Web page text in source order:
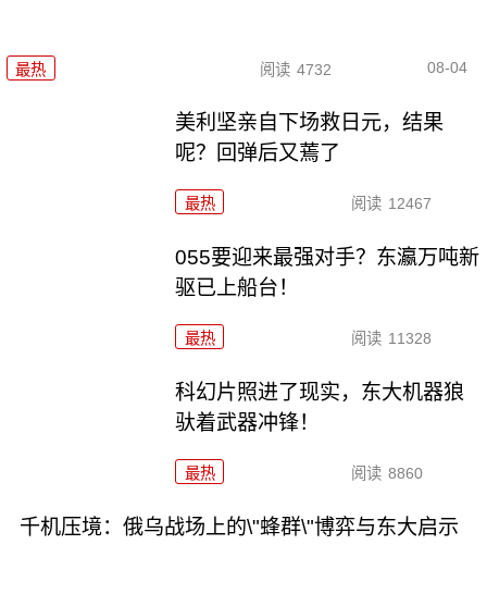
最热 阅读 4732 08-04
美利坚亲自下场救日元，结果
呢？回弹后又蔫了
最热 阅读 12467
055要迎来最强对手？东瀛万吨新
驱已上船台！
最热 阅读 11328
科幻片照进了现实，东大机器狼
驮着武器冲锋！
最热 阅读 8860
千机压境：俄乌战场上的\"蜂群\"博弈与东大启示